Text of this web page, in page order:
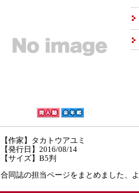
【作家】タカトウアユミ
【発行日】2016/08/14
【サイズ】B5判
合同誌の担当ページをまとめました、